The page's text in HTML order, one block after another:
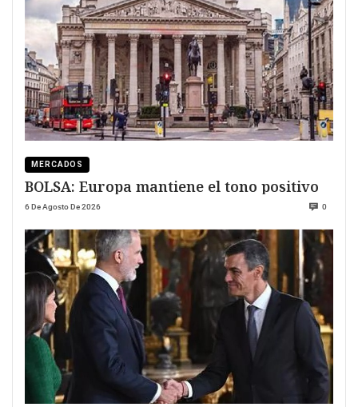
MERCADOS
BOLSA: Europa mantiene el tono positivo
6 De Agosto De 2026 0